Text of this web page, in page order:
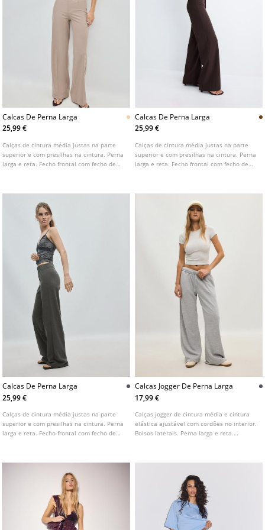
Calcas De Perna Larga
25,99 €
Calças de cintura média justas na parte
superior e com presilhas na cintura. Perna
larga e reta. Fecho frontal com fecho de
Calcas De Perna Larga
25,99 €
Calças de cintura média justas na parte
superior e com presilhas na cintura. Perna
larga e reta. Fecho frontal com fecho de
Calcas De Perna Larga
25,99 €
Calças de cintura média justas na parte
superior e com presilhas na cintura. Perna
larga e reta. Fecho frontal com fecho de
Calcas Jogger De Perna Larga
17,99 €
Calças jogger de cintura média e cintura
elástica ajustável com cordões no interior.
Bolsos laterais. Perna larga e reta.